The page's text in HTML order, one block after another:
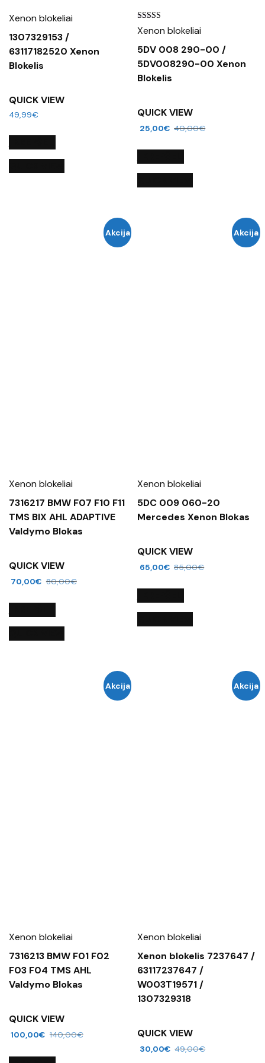
Xenon blokeliai
1307329153 /
63117182520 Xenon
Blokelis
QUICK VIEW
49,99€
Įvertinimas:
5.00
Xenon blokeliai
5DV 008 290-00 /
5DV008290-00 Xenon
Blokelis
QUICK VIEW
25,00€ 40,00€
Akcija
Xenon blokeliai
7316217 BMW F07 F10 F11
TMS BIX AHL ADAPTIVE
Valdymo Blokas
QUICK VIEW
70,00€ 80,00€
Akcija
Xenon blokeliai
5DC 009 060-20
Mercedes Xenon Blokas
QUICK VIEW
65,00€ 85,00€
Akcija
Xenon blokeliai
7316213 BMW F01 F02
F03 F04 TMS AHL
Valdymo Blokas
QUICK VIEW
100,00€ 140,00€
Akcija
Xenon blokeliai
Xenon blokelis 7237647 /
63117237647 /
W003T19571 /
1307329318
QUICK VIEW
30,00€ 49,00€